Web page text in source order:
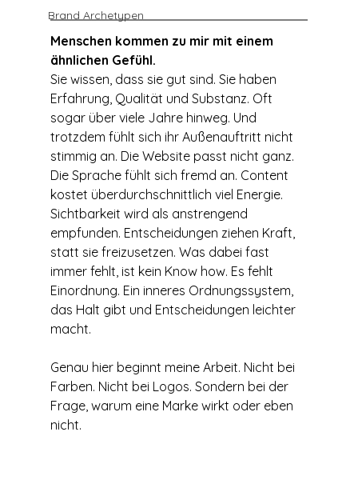
Brand Archetypen
Menschen kommen zu mir mit einem
ähnlichen Gefühl.
Sie wissen, dass sie gut sind. Sie haben
Erfahrung, Qualität und Substanz. Oft
sogar über viele Jahre hinweg. Und
trotzdem fühlt sich ihr Außenauftritt nicht
stimmig an. Die Website passt nicht ganz.
Die Sprache fühlt sich fremd an. Content
kostet überdurchschnittlich viel Energie.
Sichtbarkeit wird als anstrengend
empfunden. Entscheidungen ziehen Kraft,
statt sie freizusetzen. Was dabei fast
immer fehlt, ist kein Know how. Es fehlt
Einordnung. Ein inneres Ordnungssystem,
das Halt gibt und Entscheidungen leichter
macht.
Genau hier beginnt meine Arbeit. Nicht bei
Farben. Nicht bei Logos. Sondern bei der
Frage, warum eine Marke wirkt oder eben
nicht.